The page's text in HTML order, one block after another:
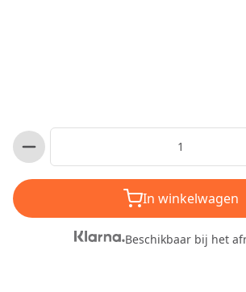
In winkelwagen
Beschikbaar bij het